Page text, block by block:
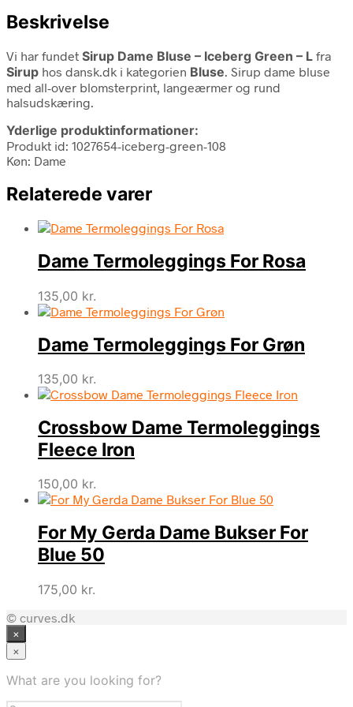
Beskrivelse
Vi har fundet Sirup Dame Bluse – Iceberg Green – L fra
Sirup hos dansk.dk i kategorien Bluse. Sirup dame bluse
med all-over blomsterprint, langeærmer og rund
halsudskæring.
Yderlige produktinformationer:
Produkt id: 1027654-iceberg-green-108
Køn: Dame
Relaterede varer
Dame Termoleggings For Rosa
135,00 kr.
Dame Termoleggings For Grøn
135,00 kr.
Crossbow Dame Termoleggings
Fleece Iron
150,00 kr.
For My Gerda Dame Bukser For
Blue 50
175,00 kr.
© curves.dk
×
×
What are you looking for?